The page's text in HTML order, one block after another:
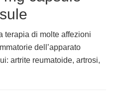
terapia di molte affezioni
dell’apparato
artrite reumatoide, artrosi,